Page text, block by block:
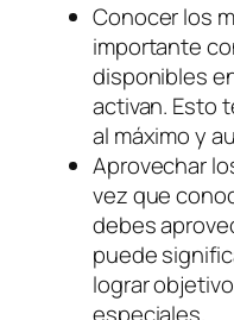
Conocer los
importante
disponibles
activan. Esto
al máximo y
Aprovechar
vez que
debes
puede
lograr